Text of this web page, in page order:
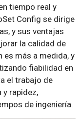
tiempo real y
Config se dirige
y sus ventajas
la calidad de
es más a medida, y
fiabilidad en
el trabajo de
rapidez,
de ingeniería.